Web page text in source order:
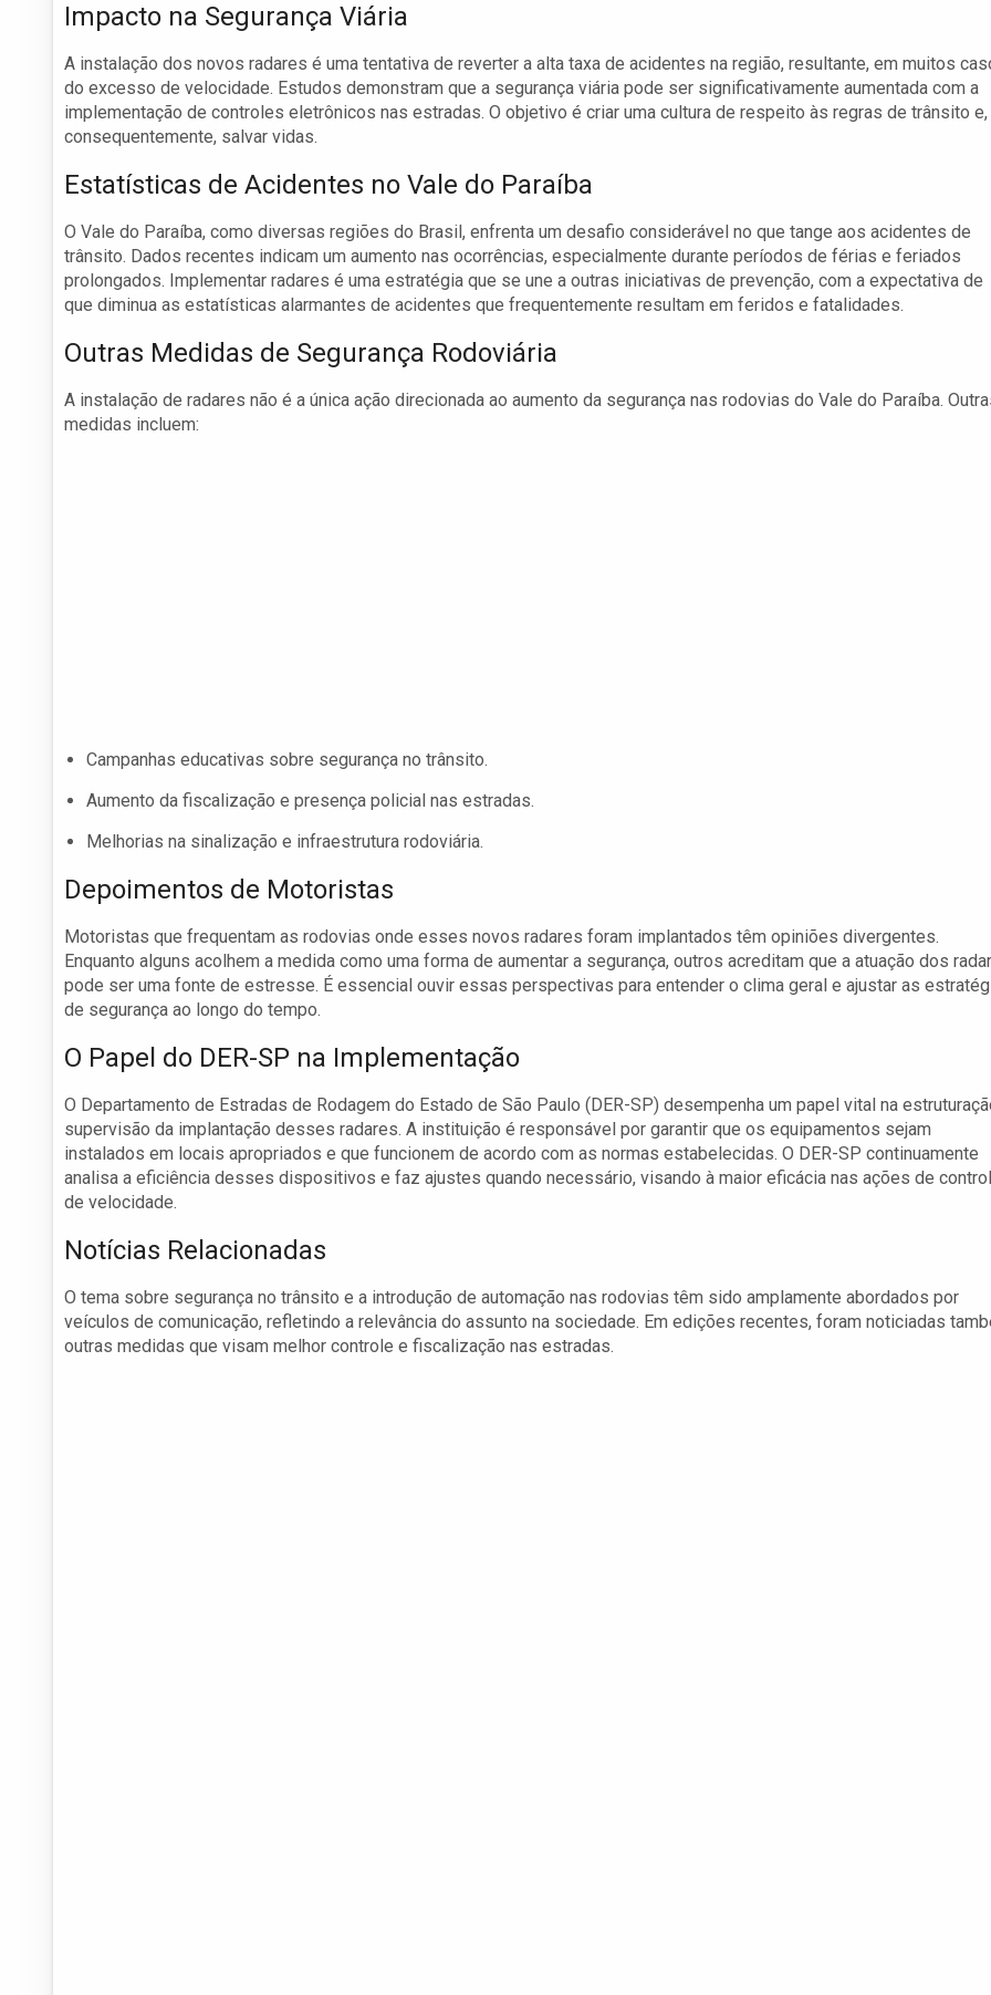
Impacto na Segurança Viária
A instalação dos novos radares é uma tentativa de reverter a alta taxa de acidentes na região, resultante, em muitos
do excesso de velocidade. Estudos demonstram que a segurança viária pode ser significativamente aumentada com a
implementação de controles eletrônicos nas estradas. O objetivo é criar uma cultura de respeito às regras de trânsito e,
consequentemente, salvar vidas.
Estatísticas de Acidentes no Vale do Paraíba
O Vale do Paraíba, como diversas regiões do Brasil, enfrenta um desafio considerável no que tange aos acidentes de
trânsito. Dados recentes indicam um aumento nas ocorrências, especialmente durante períodos de férias e feriados
prolongados. Implementar radares é uma estratégia que se une a outras iniciativas de prevenção, com a expectativa de
que diminua as estatísticas alarmantes de acidentes que frequentemente resultam em feridos e fatalidades.
Outras Medidas de Segurança Rodoviária
A instalação de radares não é a única ação direcionada ao aumento da segurança nas rodovias do Vale do Paraíba.
medidas incluem:
Campanhas educativas sobre segurança no trânsito.
Aumento da fiscalização e presença policial nas estradas.
Melhorias na sinalização e infraestrutura rodoviária.
Depoimentos de Motoristas
Motoristas que frequentam as rodovias onde esses novos radares foram implantados têm opiniões divergentes.
Enquanto alguns acolhem a medida como uma forma de aumentar a segurança, outros acreditam que a atuação dos
pode ser uma fonte de estresse. É essencial ouvir essas perspectivas para entender o clima geral e ajustar as
de segurança ao longo do tempo.
O Papel do DER-SP na Implementação
O Departamento de Estradas de Rodagem do Estado de São Paulo (DER-SP) desempenha um papel vital na
supervisão da implantação desses radares. A instituição é responsável por garantir que os equipamentos sejam
instalados em locais apropriados e que funcionem de acordo com as normas estabelecidas. O DER-SP continuamente
analisa a eficiência desses dispositivos e faz ajustes quando necessário, visando à maior eficácia nas ações de
de velocidade.
Notícias Relacionadas
O tema sobre segurança no trânsito e a introdução de automação nas rodovias têm sido amplamente abordados por
veículos de comunicação, refletindo a relevância do assunto na sociedade. Em edições recentes, foram noticiadas
outras medidas que visam melhor controle e fiscalização nas estradas.